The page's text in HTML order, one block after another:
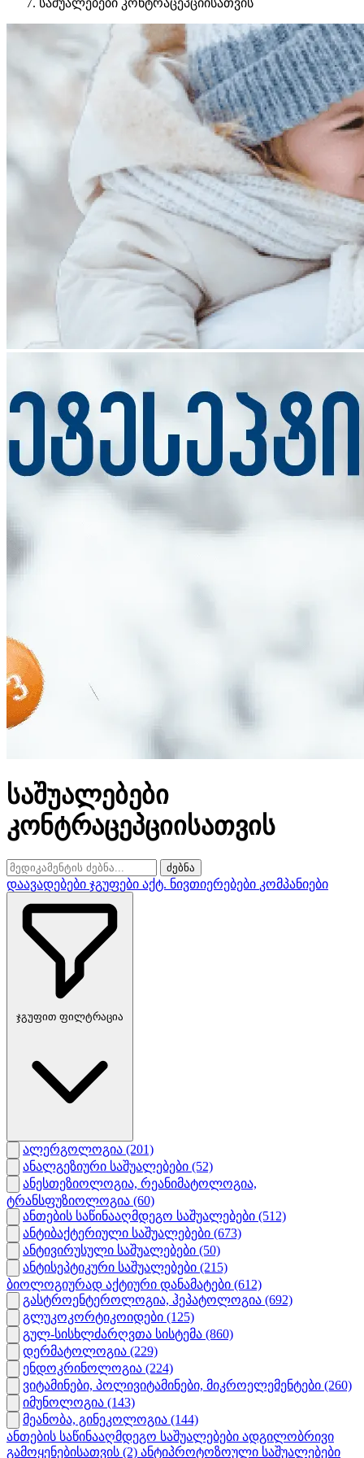
საშუალებები კონტრაცეპციისათვის
საშუალებები
კონტრაცეპციისათვის
ძებნა
დაავადებები ჯგუფები აქტ. ნივთიერებები კომპანიები
ჯგუფით ფილტრაცია
ალერგოლოგია (201)
ანალგეზიური საშუალებები (52)
ანესთეზიოლოგია, რეანიმატოლოგია,
ტრანსფუზიოლოგია (60)
ანთების საწინააღმდეგო საშუალებები (512)
ანტიბაქტერიული საშუალებები (673)
ანტივირუსული საშუალებები (50)
ანტისეპტიკური საშუალებები (215)
ბიოლოგიურად აქტიური დანამატები (612)
გასტროენტეროლოგია, ჰეპატოლოგია (692)
გლუკოკორტიკოიდები (125)
გულ-სისხლძარღვთა სისტემა (860)
დერმატოლოგია (229)
ენდოკრინოლოგია (224)
ვიტამინები, პოლივიტამინები, მიკროელემენტები (260)
იმუნოლოგია (143)
მეანობა, გინეკოლოგია (144)
ანთების საწინააღმდეგო საშუალებები ადგილობრივი
გამოყენებისათვის (2) ანტიპროტოზოული საშუალებები